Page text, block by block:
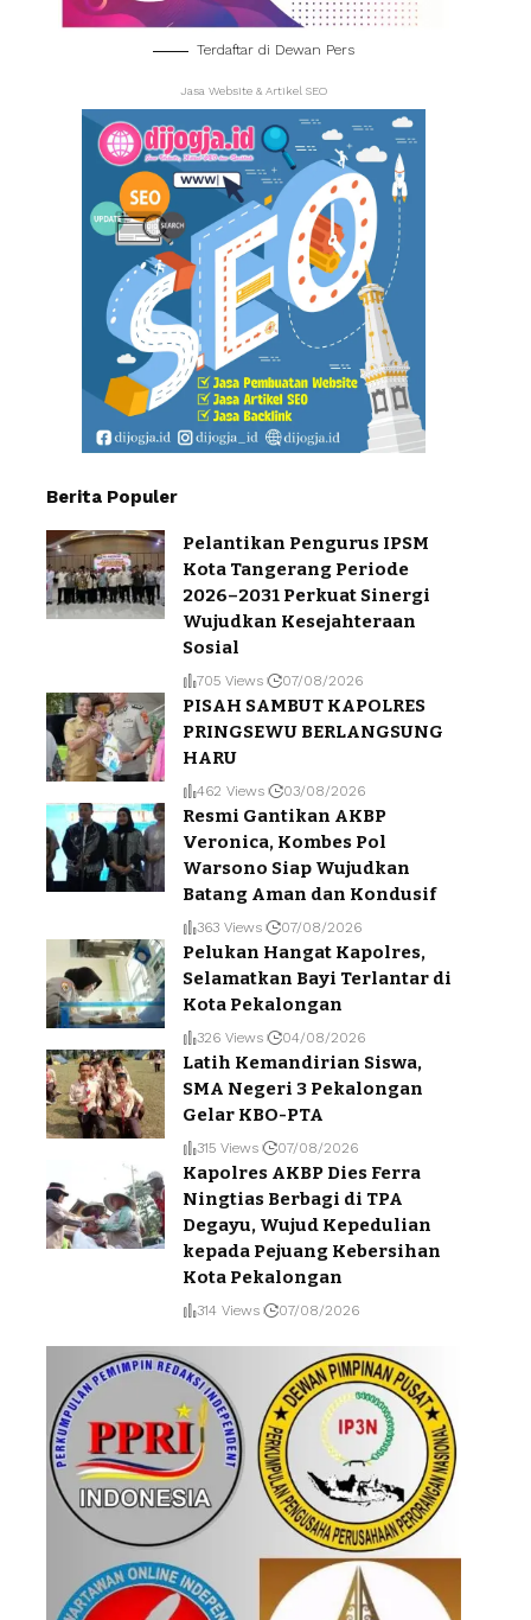
Terdaftar di Dewan Pers
Jasa Website & Artikel SEO
Berita Populer
Pelantikan Pengurus IPSM
Kota Tangerang Periode
2026–2031 Perkuat Sinergi
Wujudkan Kesejahteraan
Sosial
705 Views 07/08/2026
PISAH SAMBUT KAPOLRES
PRINGSEWU BERLANGSUNG
HARU
462 Views 03/08/2026
Resmi Gantikan AKBP
Veronica, Kombes Pol
Warsono Siap Wujudkan
Batang Aman dan Kondusif
363 Views 07/08/2026
Pelukan Hangat Kapolres,
Selamatkan Bayi Terlantar di
Kota Pekalongan
326 Views 04/08/2026
Latih Kemandirian Siswa,
SMA Negeri 3 Pekalongan
Gelar KBO-PTA
315 Views 07/08/2026
Kapolres AKBP Dies Ferra
Ningtias Berbagi di TPA
Degayu, Wujud Kepedulian
kepada Pejuang Kebersihan
Kota Pekalongan
314 Views 07/08/2026